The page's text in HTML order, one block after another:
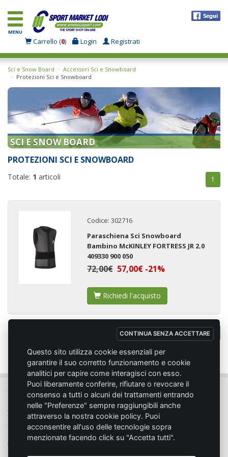
MENU
Carrello (0) Login Registrati
Sci e Snow Board
Accessori Sci e Snowboard
Protezioni Sci e Snowboard
SCI E SNOW BOARD
PROTEZIONI SCI E SNOWBOARD
Totale: 1 articoli 1
Codice: 302716
Paraschiena Sci Snowboard
Bambino McKINLEY FORTRESS JR 2.0
409330 900 050
72,00€ 57,00€ -21%
Richiedi l'acquisto
CONTINUA SENZA ACCETTARE
Questo sito utilizza cookie essenziali per
garantire il suo corretto funzionamento e cookie
analitici per capire come interagisci con esso.
Puoi liberamente conferire, rifiutare o revocare il
consenso a tutti o alcuni dei trattamenti entrando
nelle "Preferenze" sempre raggiungibili anche
attraverso la nostra cookie policy. Puoi
acconsentire all'uso delle tecnologie sopra
menzionate facendo click su "Accetta tutti".
MC SPORT MARKET LODI - Via del Lavoro, 14 - 26817 SAN MARTINO IN
STRADA (LO)
Tel. 0371.432774 - Fax 0371.432775 - Email:info@emmecisport.com
P.IVA 06749350150 - Iscriz. Trib. Lodi n° 4287 - C.C.I.A.A. n° 1122943